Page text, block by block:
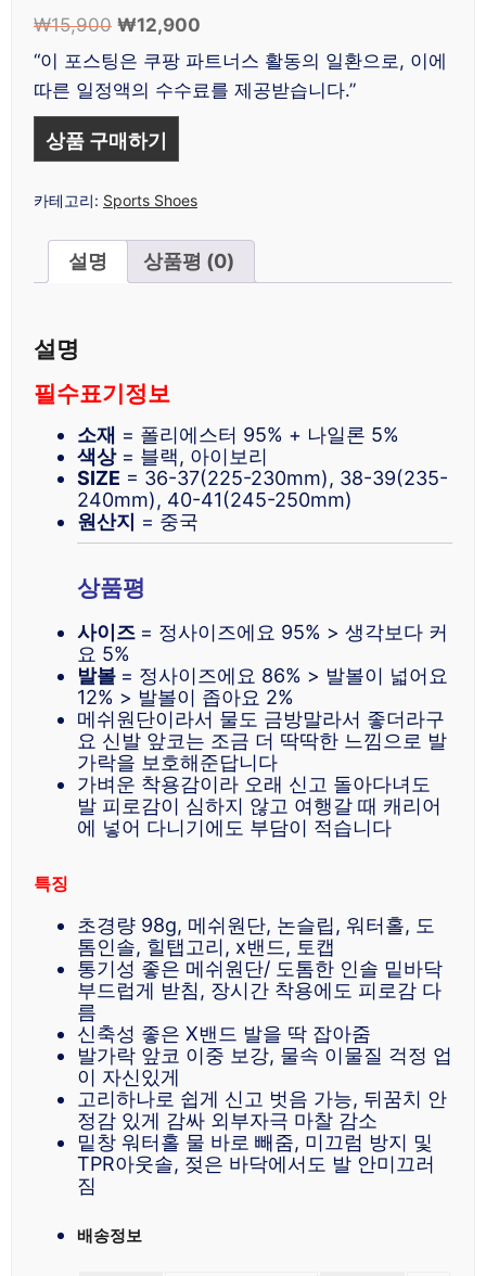
₩15,900 원
래
가
격:
₩15,900.
₩12,900
재
가
격:
“이 포스팅은 쿠팡 파트너스 활동의 일환으로, 이에
따른 일정액의 수수료를 제공받습니다.”
상품 구매하기
카테고리: Sports Shoes
설명 상품평 (0)
설명
필수표기정보
소재 = 폴리에스터 95% + 나일론 5%
색상= 블랙, 아이보리
SIZE = 36-37(225-230mm), 38-39(235-
240mm), 40-41(245-250mm)
원산지 = 중국
상품평
사이즈 = 정사이즈에요 95% > 생각보다 커
요 5%
발볼 = 정사이즈에요 86% > 발볼이 넓어요
12% > 발볼이 좁아요 2%
메쉬원단이라서 물도 금방말라서 좋더라구
요 신발 앞코는 조금 더 딱딱한 느낌으로 발
가락을 보호해준답니다
가벼운 착용감이라 오래 신고 돌아다녀도
발 피로감이 심하지 않고 여행갈 때 캐리어
에 넣어 다니기에도 부담이 적습니다
특징
초경량 98g, 메쉬원단, 논슬립, 워터홀, 도
톰인솔, 힐탭고리, x밴드, 토캡
통기성 좋은 메쉬원단/ 도톰한 인솔 밑바닥
부드럽게 받침, 장시간 착용에도 피로감 다
름
신축성 좋은 X밴드 발을 딱 잡아줌
발가락 앞코 이중 보강, 물속 이물질 걱정 업
이 자신있게
고리하나로 쉽게 신고 벗음 가능, 뒤꿈치 안
정감 있게 감싸 외부자극 마찰 감소
밑창 워터홀 물 바로 빼줌, 미끄럼 방지 및
TPR아웃솔, 젖은 바닥에서도 발 안미끄러
짐
배송정보